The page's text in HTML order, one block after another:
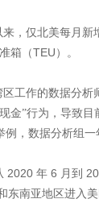
来，仅北美每月新
箱（TEU ）。
工作的数据分析
金”行为，导致
例，数据分析组一
2020 年6 月到
东南亚地区进入